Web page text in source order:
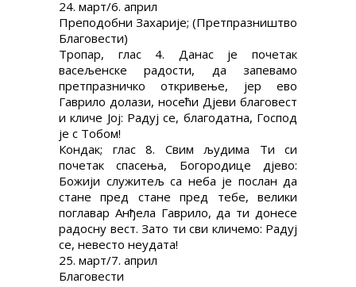
24. март/6. април
Преподобни Захарије; (Претпразништво
Благовести)
Тропар, глас 4. Данас je почетак
васељенске радости, да запевамо
претпразничко откривење, јер ево
Гаврило долази, носећи Дјеви благовест
и кличе Јој: Радуј се, благодатна, Господ
је с Тобом!
Кондак; глас 8. Свим људима Ти си
почетак спасења, Богородице дјево:
Божији служитељ са неба је послан да
стане пред стане пред тебе, велики
поглавар Анђела Гаврило, да ти донесе
радосну вест. Зато ти сви кличемо: Радуј
се, невесто неудата!
25. март/7. април
Благовести